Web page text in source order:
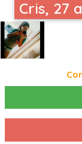
Cris, 27